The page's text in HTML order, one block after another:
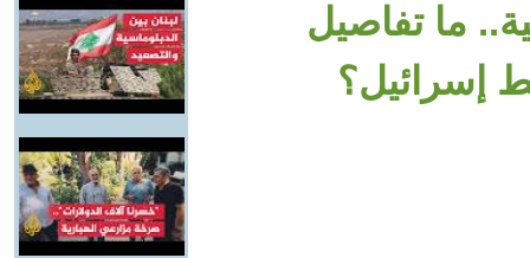
ما تفاصيل
إسرائيل؟